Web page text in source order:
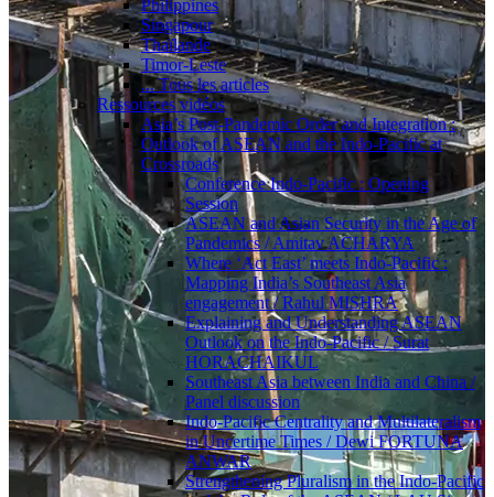
Philippines
Singapour
Thaïlande
Timor-Leste
... Tous les articles
Ressources vidéos
Asia’s Post-Pandemic Order and Integration :
Outlook of ASEAN and the Indo-Pacific at
Crossroads
Conference Indo-Pacific : Opening
Session
ASEAN and Asian Security in the Age of
Pandemics / Amitav ACHARYA
Where ‘Act East’ meets Indo-Pacific :
Mapping India’s Southeast Asia
engagement / Rahul MISHRA
Explaining and Understanding ASEAN
Outlook on the Indo-Pacific / Surat
HORACHAIKUL
Southeast Asia between India and China /
Panel discussion
Indo-Pacific Centrality and Multilateralism
in Uncertime Times / Dewi FORTUNA
ANWAR
Strengthening Pluralism in the Indo-Pacific